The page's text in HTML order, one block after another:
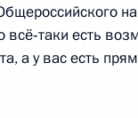
Германии
всё‑таки есть
а у вас есть